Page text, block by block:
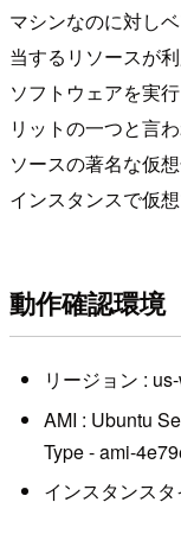
マシンなのに対し
当するリソースが
ソフトウェアを実
リットの一つと言
ソースの著名な仮
インスタンスで仮
動作確認環境
リージョン :
AMI : Ubuntu
Type - ami-
インスタンス